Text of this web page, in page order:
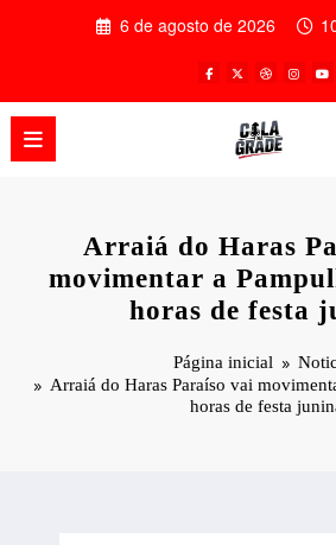
6 de agosto de 2026
Arraiá do Haras
movimentar a
horas de festa
Página inicial
Arraiá do Haras Paraíso vai
horas de festa